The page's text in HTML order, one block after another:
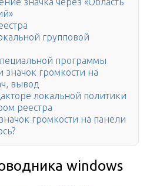
групповой
программы
значок громкости на
вывод
локальной политики
реестра
громкости на панели
windows